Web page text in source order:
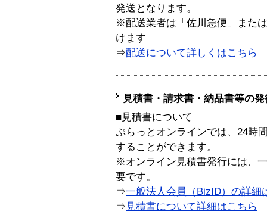
発送となります。
※配送業者は「佐川急便」また
けます
⇒配送について詳しくはこちら
見積書・請求書・納品書等の
■見積書について
ぷらっとオンラインでは、24時
することができます。
※オンライン見積書発行には、
要です。
⇒一般法人会員（BizID）の詳細
⇒ 見積書について詳細はこちら